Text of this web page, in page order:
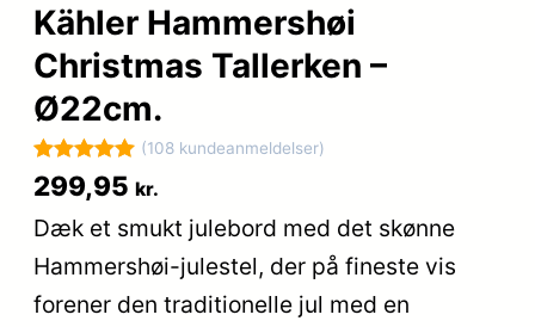
Kähler Hammershøi
Christmas Tallerken –
Ø22cm.
Bedømt
som5
af 5
baseret på
108
kundebedøm
(108 kundeanmeldelser)
299,95 kr.
Dæk et smukt julebord med det skønne
Hammershøi-julestel, der på fineste vis
forener den traditionelle jul med en